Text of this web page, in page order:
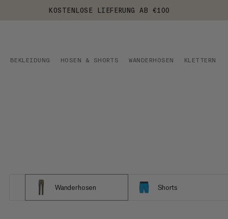
KOSTENLOSE LIEFERUNG AB €100
BEKLEIDUNG HOSEN & SHORTS WANDERHOSEN KLETTERN
Wanderhosen Shorts